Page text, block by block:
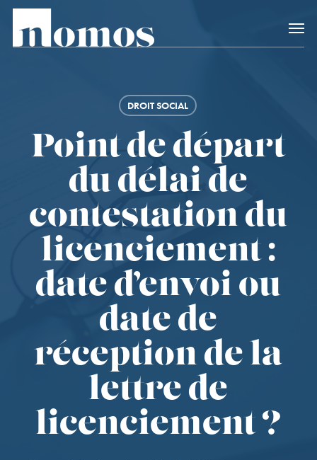
Skip
main
Accès rapide
DROIT SOCIAL
Point de départ
du délai de
contestation du
licenciement :
date d’envoi ou
date de
réception de la
lettre de
licenciement ?